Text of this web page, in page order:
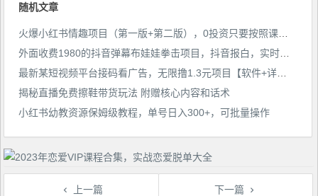
随机文章
揭秘直播免费擦鞋带货玩法 附赠核心内容和话术
小红书幼教资源保姆级教程，单号日入300+，可批量操作
上一篇
下一篇